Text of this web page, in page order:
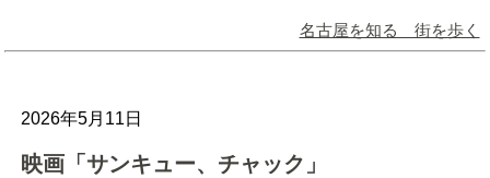
名古屋を知る 街を歩く
2026年5月11日
映画「サンキュー、チャック」